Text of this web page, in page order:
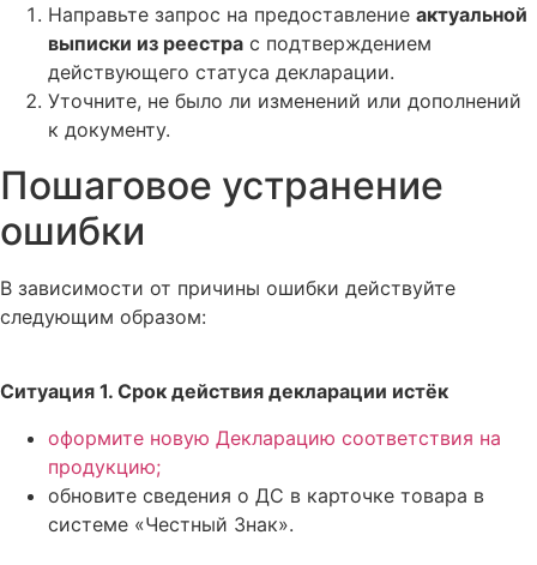
Направьте запрос на предоставление актуальной
выписки из реестра с подтверждением
действующего статуса декларации.
Уточните, не было ли изменений или дополнений
к документу.
Пошаговое устранение
ошибки
В зависимости от причины ошибки действуйте
следующим образом:
Ситуация 1. Срок действия декларации истёк
оформите новую Декларацию соответствия на
продукцию;
обновите сведения о ДС в карточке товара в
системе «Честный Знак».